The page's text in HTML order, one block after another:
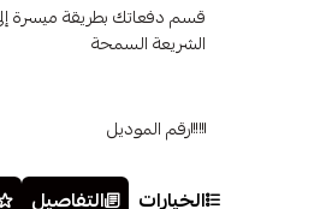
الشريعة السمحة
رقم الموديل
الخيارات التفاصيل